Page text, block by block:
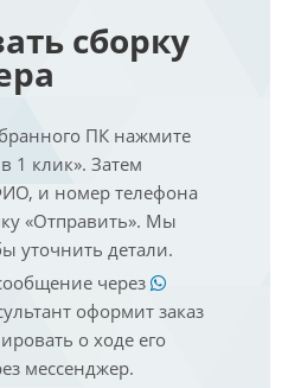
сборку
ПК нажмите
1 клик». Затем
и номер телефона
«Отправить». Мы
уточнить детали.
через
оформит заказ
о ходе его
мессенджер.